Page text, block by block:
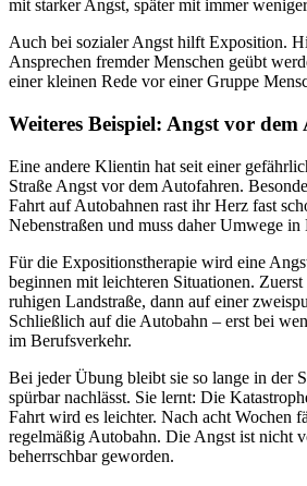
mit starker Angst, später mit immer
Auch bei sozialer Angst hilft Exposition.
Ansprechen fremder Menschen geübt
einer kleinen Rede vor einer Gruppe
Weiteres Beispiel: Angst vor
Eine andere Klientin hat seit einer
Straße Angst vor dem Autofahren.
Fahrt auf Autobahnen rast ihr Herz fast
Nebenstraßen und muss daher Umwege in
Für die Expositionstherapie wird eine
beginnen mit leichteren Situationen.
ruhigen Landstraße, dann auf einer
Schließlich auf die Autobahn – erst bei
im Berufsverkehr.
Bei jeder Übung bleibt sie so lange in der
spürbar nachlässt. Sie lernt: Die
Fahrt wird es leichter. Nach acht Wochen
regelmäßig Autobahn. Die Angst ist nicht
beherrschbar geworden.